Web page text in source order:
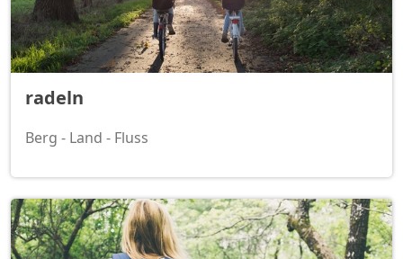
radeln
Berg - Land - Fluss